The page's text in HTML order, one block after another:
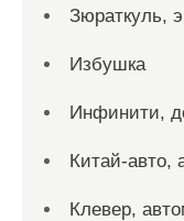
Зюраткуль,
Избушка
Инфинити,
Китай-авто,
Клевер,